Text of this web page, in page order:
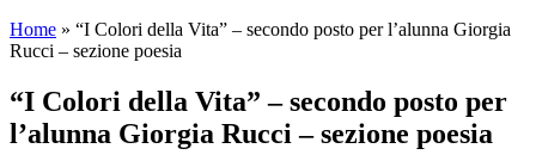
Home » “I Colori della Vita” – secondo posto per l’alunna Giorgia
Rucci – sezione poesia
“I Colori della Vita” – secondo posto per
l’alunna Giorgia Rucci – sezione poesia